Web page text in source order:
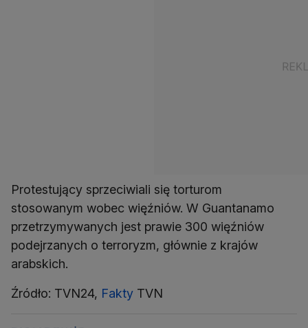
Protestujący sprzeciwiali się torturom
stosowanym wobec więźniów. W Guantanamo
przetrzymywanych jest prawie 300 więźniów
podejrzanych o terroryzm, głównie z krajów
arabskich.
Źródło: TVN24, Fakty TVN